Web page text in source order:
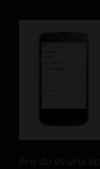
Any.do es una